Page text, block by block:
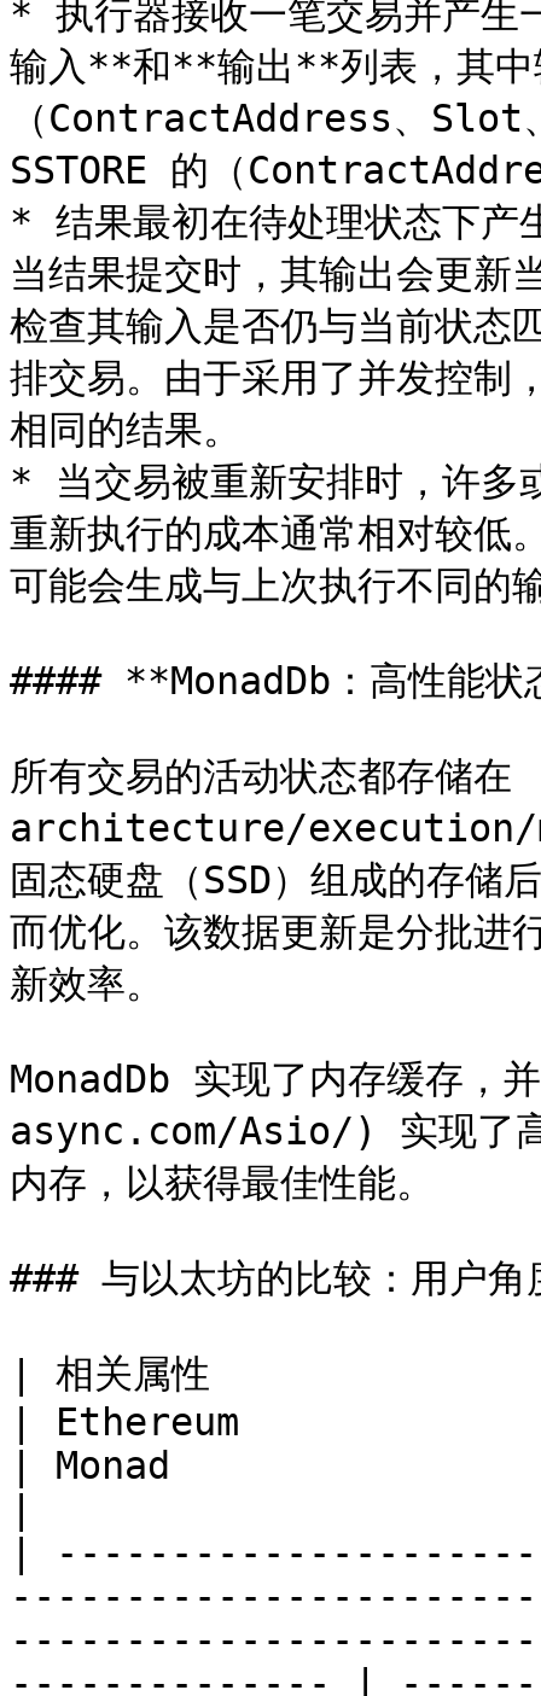
* 执行器接收一笔交易并产
输入**和**输出**列表，其中
（ContractAddress、Slot
SSTORE 的（
* 结果最初在待处理状态下产
当结果提交时，其输出会更新
检查其输入是否仍与当前状态
排交易。由于采用了并发控制
相同的结果。
* 当交易被重新安排时，许多
重新执行的成本通常相对较低
可能会生成与上次执行不同的
#### **MonadDb：高性能
所有交易的活动状态都存储
architecture/execution/
固态硬盘（SSD）组成的存
而优化。该数据更新是分批
新效率。
MonadDb 实现了内存缓
async.com/Asio/) 实现了高
内存，以获得最佳性能。
### 与以太坊的比较：用户角
| 相关属性
| Ethereum
| Monad
|
-------------- |